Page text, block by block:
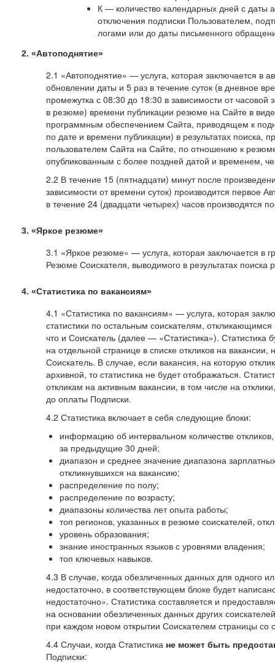
К — количество календарных дней с даты
отключения подписки Пользователем,
логами или до даты письменного
2. «Автоподнятие»
2.1 «Автоподнятие» — услуга, которая заключается в
обновлении даты и 5 раз в течение суток (в дневное
промежутка с 08:30 до 18:30 в зависимости от часовой
в резюме) времени публикации резюме на Сайте в
программным обеспечением Сайта, приводящем к
по дате и времени публикации) в результатах поиска,
пользователем Сайта на Сайте, по отношению к
опубликованным с более поздней датой и временем,
2.2 В течение 15 (пятнадцати) минут после
зависимости от времени суток) производится первое
в течение 24 (двадцати четырех) часов производятся
3. «Яркое резюме»
3.1 «Яркое резюме» — услуга, которая заключается в
Резюме Соискателя, выводимого в результатах поиска
4. «Статистика по вакансиям»
4.1 «Статистика по вакансиям» — услуга, которая
статистики по остальным соискателям,
что и Соискатель (далее — «Статистика»). Статистика
на отдельной странице в списке откликов на вакансии,
Соискатель. В случае, если вакансия, на которую
архивной, то статистика не будет отображаться.
откликам на активным вакансии, в том числе на
до оплаты Подписки.
4.2 Статистика включает в себя следующие блоки:
информацию об интервальном количестве
за предыдущие 30 дней;
диапазон и среднее значение диапазона
откликнувшихся на вакансию;
распределение по полу;
распределение по возрасту;
диапазоны количества лет опыта работы;
топ регионов, указанных в резюме соискателей,
уровень образования;
знание иностранных языков с уровнями владения;
топ ключевых навыков.
4.3 В случае, когда обезличенных данных для одного
недостаточно, в соответствующем блоке будет
недостаточно». Статистика составляется и
на основании обезличенных данных других
при каждом новом открытии Соискателем страницы со
4.4 Случаи, когда Статистика не может быть
Подписки: